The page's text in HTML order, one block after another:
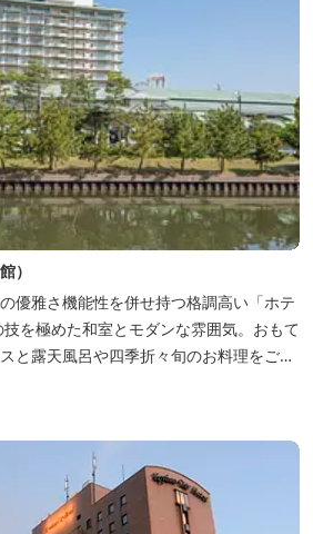
）
優雅さ機能性を併せ持つ格調高い「ホテ
を極めた和室とモダンな雰囲気。おもて
と露天風呂や四季折々旬のお料理をご満